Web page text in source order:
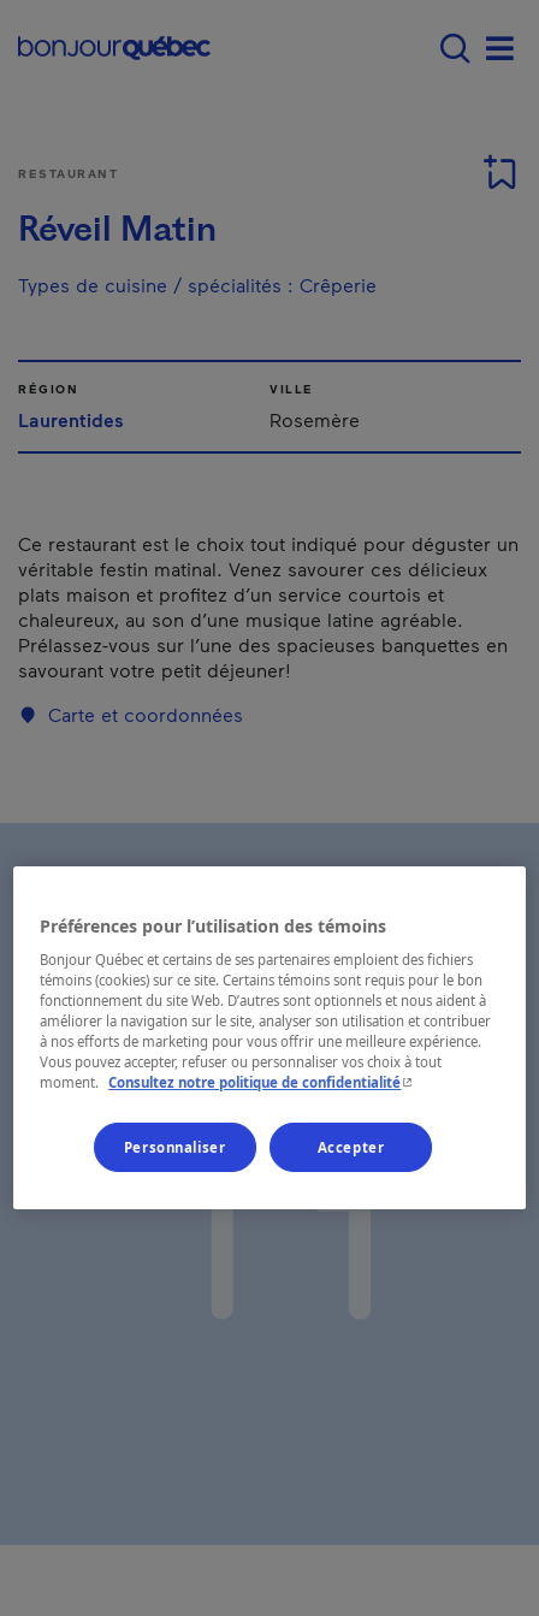
Main navigation -
RESTAURANT
Réveil Matin
Types de cuisine / spécialités : Crêperie
RÉGION
Laurentides
VILLE
Rosemère
Ce restaurant est le choix tout indiqué pour déguster un
véritable festin matinal. Venez savourer ces délicieux
plats maison et profitez d’un service courtois et
chaleureux, au son d’une musique latine agréable.
Prélassez-vous sur l’une des spacieuses banquettes en
savourant votre petit déjeuner!
Carte et coordonnées
Préférences pour l’utilisation des témoins
Bonjour Québec et certains de ses partenaires emploient des fichiers
témoins (cookies) sur ce site. Certains témoins sont requis pour le bon
fonctionnement du site Web. D’autres sont optionnels et nous aident à
améliorer la navigation sur le site, analyser son utilisation et contribuer
à nos efforts de marketing pour vous offrir une meilleure expérience.
Vous pouvez accepter, refuser ou personnaliser vos choix à tout
moment.
Consultez notre politique de confidentialité- Cet hyperlien
Personnaliser Accepter